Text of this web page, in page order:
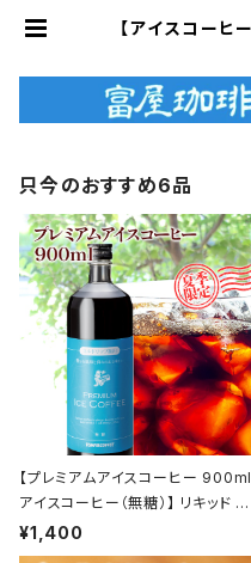
【アイスコーヒーバッグ
水出し 水出し
ュー トミヤコ
只今のおすすめ6品
【プレミアムアイスコーヒー 900ml
アイスコーヒー（無糖）】 リキッド ア
イス 自家焙煎 ドリップ トミヤコーヒ
ー 通販
¥1,400